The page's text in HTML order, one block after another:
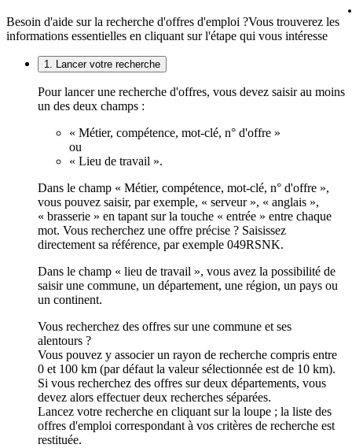
Besoin d'aide sur la recherche d'offres d'emploi ?Vous trouverez les
informations essentielles en cliquant sur l'étape qui vous intéresse
1. Lancer votre recherche
Pour lancer une recherche d'offres, vous devez saisir au moins
un des deux champs :
« Métier, compétence, mot-clé, n° d'offre »
ou
« Lieu de travail ».
Dans le champ « Métier, compétence, mot-clé, n° d'offre »,
vous pouvez saisir, par exemple, « serveur », « anglais »,
« brasserie » en tapant sur la touche « entrée » entre chaque
mot. Vous recherchez une offre précise ? Saisissez
directement sa référence, par exemple 049RSNK.
Dans le champ « lieu de travail », vous avez la possibilité de
saisir une commune, un département, une région, un pays ou
un continent.
Vous recherchez des offres sur une commune et ses
alentours ?
Vous pouvez y associer un rayon de recherche compris entre
0 et 100 km (par défaut la valeur sélectionnée est de 10 km).
Si vous recherchez des offres sur deux départements, vous
devez alors effectuer deux recherches séparées.
Lancez votre recherche en cliquant sur la loupe ; la liste des
offres d'emploi correspondant à vos critères de recherche est
restituée.